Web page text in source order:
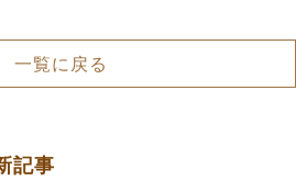
一覧に戻る
記事